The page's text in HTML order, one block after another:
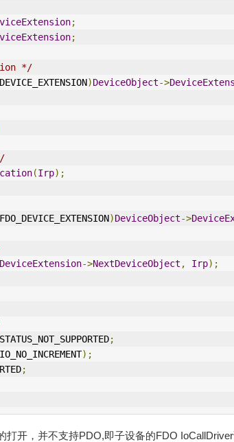
;
;
*/
)DeviceObject->
(Irp);
)DeviceObject->
->NextDeviceObject , Irp);
;
INCREMENT);
;
打开，并不支持PDO,即子设备的FDO